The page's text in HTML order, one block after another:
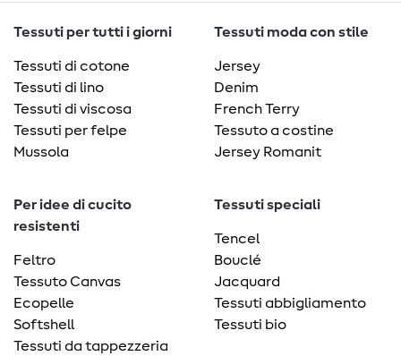
Tessuti per tutti i giorni
Tessuti di cotone
Tessuti di lino
Tessuti di viscosa
Tessuti per felpe
Mussola
Tessuti moda con stile
Jersey
Denim
French Terry
Tessuto a costine
Jersey Romanit
Per idee di cucito
resistenti
Feltro
Tessuto Canvas
Ecopelle
Softshell
Tessuti da tappezzeria
Tessuti speciali
Tencel
Bouclé
Jacquard
Tessuti abbigliamento
Tessuti bio